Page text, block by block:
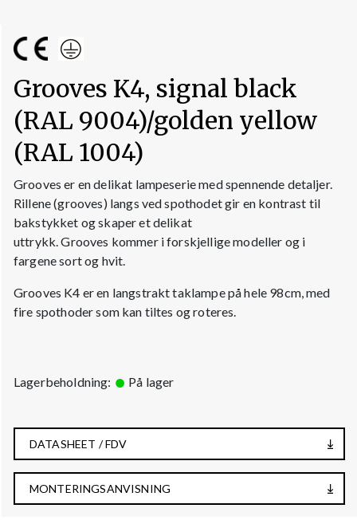
Grooves K4, signal black
(RAL 9004)/golden yellow
(RAL 1004)
Grooves er en delikat lampeserie med spennende detaljer.
Rillene (grooves) langs ved spothodet gir en kontrast til
bakstykket og skaper et delikat
uttrykk. Grooves kommer i forskjellige modeller og i
fargene sort og hvit.
Grooves K4 er en langstrakt taklampe på hele 98cm, med
fire spothoder som kan tiltes og roteres.
Lagerbeholdning: På lager
DATASHEET / FDV
MONTERINGSANVISNING